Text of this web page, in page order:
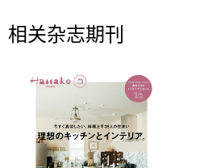
相关杂志期刊